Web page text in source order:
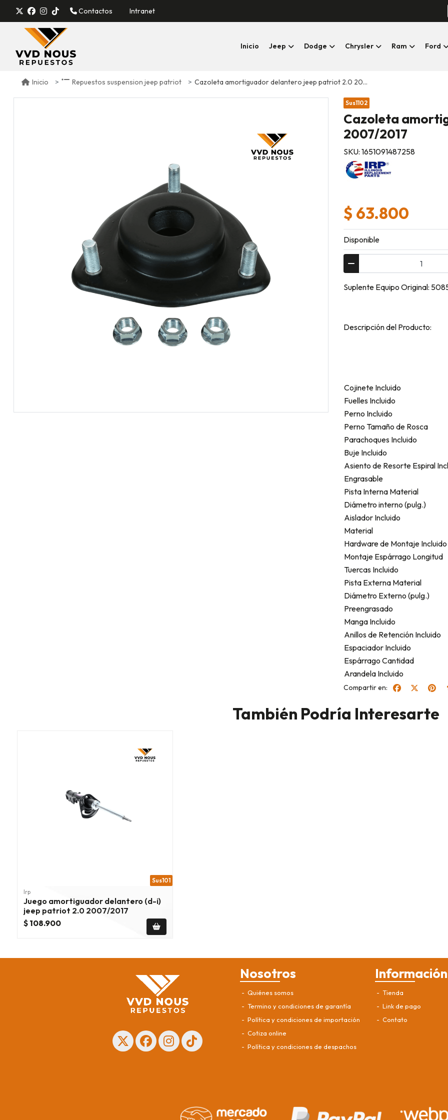
Contactos Intranet
Inicio Jeep Dodge Chrysler Ram Ford
Inicio Repuestos suspension jeep patriot Cazoleta amortiguador delantero jeep patriot 2.0 2007/2017
Sus1102
Cazoleta
2007/2017
SKU: 1651091487258
$ 63.800
Disponible
Suplente Equipo Original:
Descripción del Producto:
Cojinete Incluido
Fuelles Incluido
Perno Incluido
Perno Tamaño de Rosca
Parachoques Incluido
Buje Incluido
Asiento de Resorte Espiral
Engrasable
Pista Interna Material
Diámetro interno (pulg.)
Aislador Incluido
Material
Hardware de Montaje Incluido
Montaje Espárrago Longitud
Tuercas Incluido
Pista Externa Material
Diámetro Externo (pulg.)
Preengrasado
Manga Incluido
Anillos de Retención Incluido
Espaciador Incluido
Espárrago Cantidad
Arandela Incluido
Compartir en:
También Podría Interesarte
Sus101
Irp
Juego amortiguador delantero (d-i)
jeep patriot 2.0 2007/2017
$ 108.900
Nosotros
Quiénes somos
Termino y condiciones de garantía
Política y condiciones de importación
Cotiza online
Política y condiciones de despachos
Información
Tienda
Link de pago
Contato